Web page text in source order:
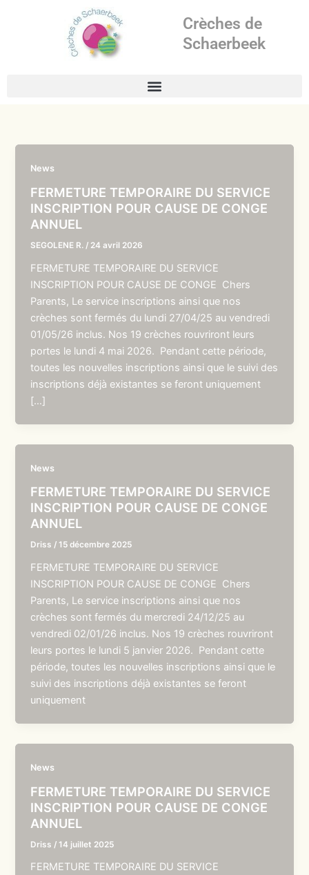
Crèches de
Schaerbeek
News
FERMETURE TEMPORAIRE DU SERVICE
INSCRIPTION POUR CAUSE DE CONGE
ANNUEL
SEGOLENE R. / 24 avril 2026
FERMETURE TEMPORAIRE DU SERVICE
INSCRIPTION POUR CAUSE DE CONGE Chers
Parents, Le service inscriptions ainsi que nos
crèches sont fermés du lundi 27/04/25 au vendredi
01/05/26 inclus. Nos 19 crèches rouvriront leurs
portes le lundi 4 mai 2026. Pendant cette période,
toutes les nouvelles inscriptions ainsi que le suivi des
inscriptions déjà existantes se feront uniquement
[…]
News
FERMETURE TEMPORAIRE DU SERVICE
INSCRIPTION POUR CAUSE DE CONGE
ANNUEL
Driss /15 décembre 2025
FERMETURE TEMPORAIRE DU SERVICE
INSCRIPTION POUR CAUSE DE CONGE Chers
Parents, Le service inscriptions ainsi que nos
crèches sont fermés du mercredi 24/12/25 au
vendredi 02/01/26 inclus. Nos 19 crèches rouvriront
leurs portes le lundi 5 janvier 2026. Pendant cette
période, toutes les nouvelles inscriptions ainsi que le
suivi des inscriptions déjà existantes se feront
uniquement
News
FERMETURE TEMPORAIRE DU SERVICE
INSCRIPTION POUR CAUSE DE CONGE
ANNUEL
Driss /14 juillet 2025
FERMETURE TEMPORAIRE DU SERVICE